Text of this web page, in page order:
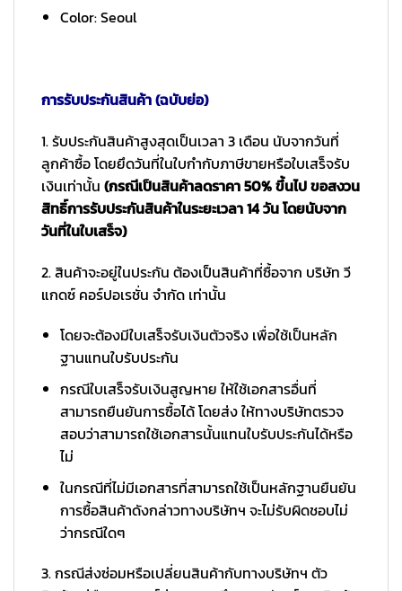
Color: Seoul
การรับประกันสินค้า (ฉบับย่อ)
1. รับประกันสินค้าสูงสุดเป็นเวลา 3 เดือน นับจากวันที่
ลูกค้าซื้อ โดยยึดวันที่ในใบกำกับภาษีขายหรือใบเสร็จรับ
เงินเท่านั้น (กรณีเป็นสินค้าลดราคา 50% ขึ้นไป ขอสงวน
สิทธิ์การรับประกันสินค้าในระยะเวลา 14 วัน โดยนับจาก
วันที่ในใบเสร็จ)
2. สินค้าจะอยู่ในประกัน ต้องเป็นสินค้าที่ซื้อจาก บริษัท วี
แกดซ์ คอร์ปอเรชั่น จำกัด เท่านั้น
โดยจะต้องมีใบเสร็จรับเงินตัวจริง เพื่อใช้เป็นหลัก
ฐานแทนใบรับประกัน
กรณีใบเสร็จรับเงินสูญหาย ให้ใช้เอกสารอื่นที่
สามารถยืนยันการซื้อได้ โดยส่ง ให้ทางบริษัทตรวจ
สอบว่าสามารถใช้เอกสารนั้นแทนใบรับประกันได้หรือ
ไม่
ในกรณีที่ไม่มีเอกสารที่สามารถใช้เป็นหลักฐานยืนยัน
การซื้อสินค้าดังกล่าวทางบริษัทฯ จะไม่รับผิดชอบไม่
ว่ากรณีใดๆ
3. กรณีส่งซ่อมหรือเปลี่ยนสินค้ากับทางบริษัทฯ ตัว